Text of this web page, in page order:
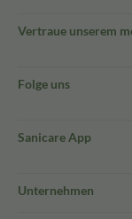
Vertraue unserem
Folge uns
Sanicare App
Unternehmen